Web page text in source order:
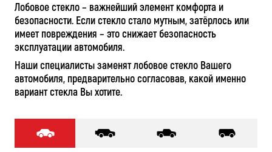
Лобовое стекло – важнейший элемент комфорта и
безопасности. Если стекло стало мутным, затёрлось или
имеет повреждения – это снижает безопасность
эксплуатации автомобиля.
Наши специалисты заменят лобовое стекло Вашего
автомобиля, предварительно согласовав, какой именно
вариант стекла Вы хотите.